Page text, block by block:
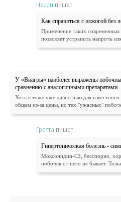
Нелли пишет:
Как справиться с изжогой без
Применение таких современных
позволяет устранить напрочь
У «Виагры» наиболее выражены
сравнению с аналогичными препаратами
Хоть я тоже уже давно пью для
общем из-за цены, но тех "ужасных"
Гретта пишет:
Гипертоническая болезнь -
Моксонидин-СЗ, бесспорно,
побочек от него не бывает.